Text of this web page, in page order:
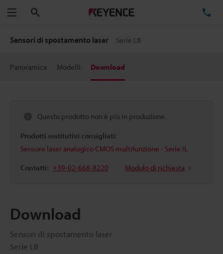
Menu
Sensori di spostamento laser Serie LB
Panoramica Modelli Download
Questo prodotto non è più in produzione.
Prodotti sostitutivi consigliati:
Sensore laser analogico CMOS multifunzione - Serie IL
Contatti: +39-02-668-8220 Modulo di richiesta
Download
Sensori di spostamento laser
Serie LB